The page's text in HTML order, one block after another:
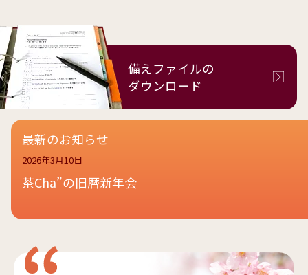
備えファイルの
ダウンロード
最新のお知らせ
2026年3月10日
茶Cha”の旧暦新年会